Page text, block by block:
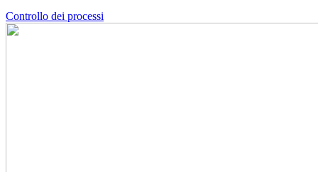
Controllo dei processi